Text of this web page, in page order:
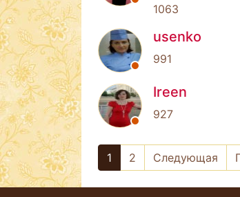
1063
usenko
991
Ireen
927
1 2 Следующая